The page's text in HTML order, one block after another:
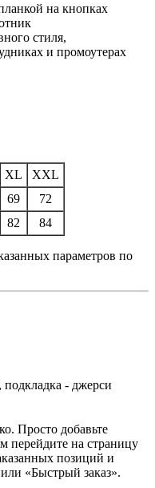
на кнопках
стиля,
и промоутерах
XL
XXL
69
72
82 84
параметров по
- джерси
Просто добавьте
перейдите на страницу
позиций и
«Быстрый заказ».